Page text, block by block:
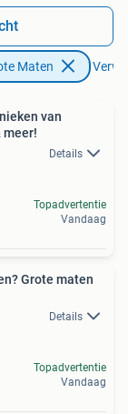
Maten
van
meer!
Details
Topadvertentie
Vandaag
Grote maten
Details
Topadvertentie
Vandaag